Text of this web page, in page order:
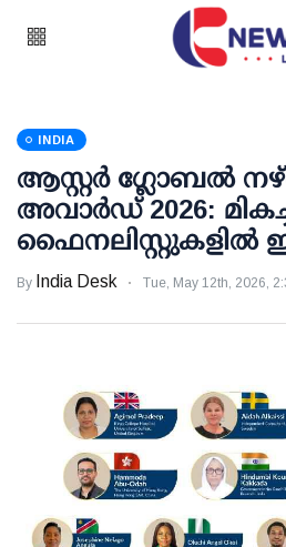
INDIA
ആസ്റ്റര്‍ ഗ്ലോബല്‍
അവാര്‍ഡ് 2026:
ഫൈനലിസ്റ്റുകളില്‍
By India Desk Tue, May 12th, 2026,